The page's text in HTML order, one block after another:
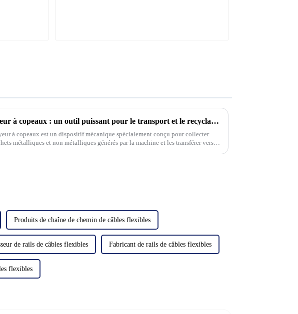
Convoyeur à copeaux : un outil puissant pour le transport et le recyclage des déchets
à copeaux est un dispositif mécanique spécialement conçu pour collecter
métalliques et non métalliques générés par la machine et les transférer vers le
Produits de chaîne de chemin de câbles flexibles
de rails de câbles flexibles Fabricant de rails de câbles flexibles
flexibles